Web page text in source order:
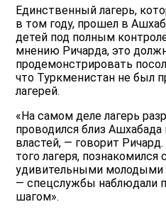
Единственный лагерь,
в том году, прошел в
детей под полным
мнению Ричарда, это
продемонстрировать
что Туркменистан не был
лагерей.
«На самом деле лагерь
проводился близ
властей, — говорит
того лагеря,
удивительными
— спецслужбы наблюдали
шагом».